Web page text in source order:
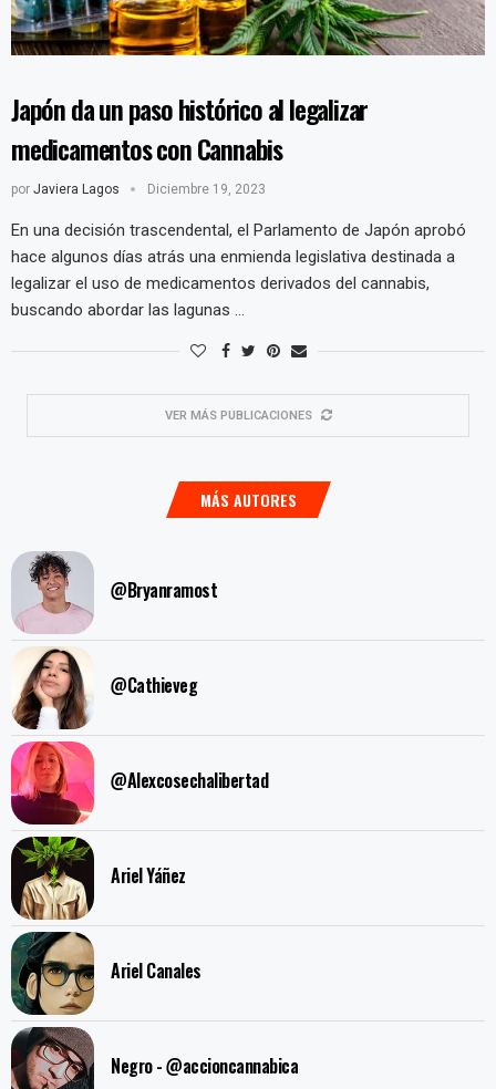
Japón da un paso histórico al legalizar
medicamentos con Cannabis
por Javiera Lagos Diciembre 19, 2023
En una decisión trascendental, el Parlamento de Japón aprobó
hace algunos días atrás una enmienda legislativa destinada a
legalizar el uso de medicamentos derivados del cannabis,
buscando abordar las lagunas …
VER MÁS PUBLICACIONES
MÁS AUTORES
@Bryanramost
@Cathieveg
@Alexcosechalibertad
Ariel Yáñez
Ariel Canales
Negro - @accioncannabica